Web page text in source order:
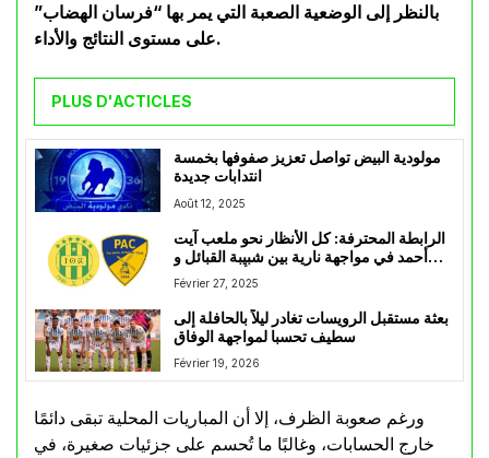
بالنظر إلى الوضعية الصعبة التي يمر بها “فرسان الهضاب”
على مستوى النتائج والأداء.
PLUS D'ACTICLES
مولودية البيض تواصل تعزيز صفوفها بخمسة
انتدابات جديدة
Août 12, 2025
الرابطة المحترفة: كل الأنظار نحو ملعب آيت
أحمد في مواجهة نارية بين شبيبة القبائل و
أتلتيك بارادو
Février 27, 2025
بعثة مستقبل الرويسات تغادر ليلاً بالحافلة إلى
سطيف تحسبا لمواجهة الوفاق
Février 19, 2026
ورغم صعوبة الظرف، إلا أن المباريات المحلية تبقى دائمًا
خارج الحسابات، وغالبًا ما تُحسم على جزئيات صغيرة، في